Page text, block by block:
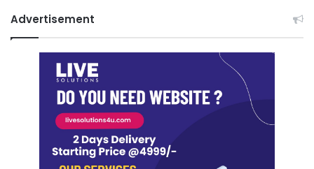
Advertisement